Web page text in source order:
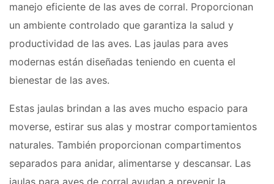
manejo eficiente de las aves de corral. Proporcionan
un ambiente controlado que garantiza la salud y
productividad de las aves. Las jaulas para aves
modernas están diseñadas teniendo en cuenta el
bienestar de las aves.
Estas jaulas brindan a las aves mucho espacio para
moverse, estirar sus alas y mostrar comportamientos
naturales. También proporcionan compartimentos
separados para anidar, alimentarse y descansar. Las